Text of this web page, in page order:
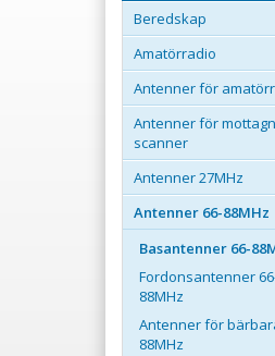
Beredskap
Amatörradio
Antenner för
Antenner för
scanner
Antenner 27MHz
Antenner 66-88MHz
Basantenner 66-
Fordonsantenner
88MHz
Antenner för
88MHz